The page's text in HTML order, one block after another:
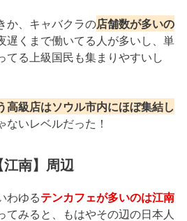
か、キャバクラの店舗数が多いの
遅くまで働いてる人が多いし、単
てる上級国民も集まりやすいし
高級店はソウル市内にほぼ集結し
ないレベルだった！
南】周辺
わゆるテンカフェが多いのは江南
てみると、もはやその辺の日本人